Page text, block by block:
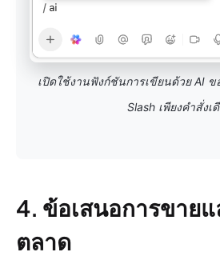
เปิดใช้งานฟังก์ชันการเขียนด้วย AI ข
Slash เพียงคำสั่งเ
4. ข้อเสนอการขาย
ตลาด